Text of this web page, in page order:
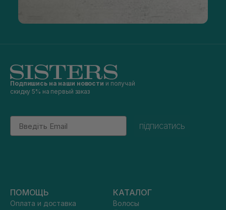
Подпишись на наши новости и получай
скидку 5% на первый заказ
Email
підписатись
ПОМОЩЬ
Оплата и доставка
КАТАЛОГ
Волосы